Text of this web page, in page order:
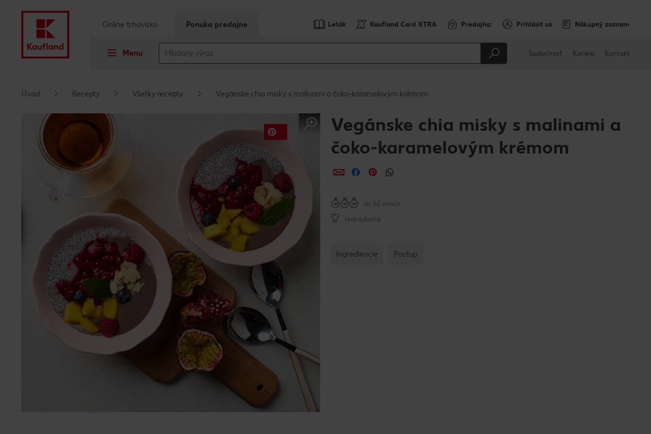
Vyskakovací bočný panel
Leták Kaufland Card XTRA Predajňa: Prihlásiť sa Nákupný zoznam
Menu
Online trhovisko Ponuka predajne
Spoločnosť Kariéra Kontakt
Úvod Recepty Všetky recepty Vegánske chia misky s malinami a čoko-karamelovým krémom
Vegánske chia misky s malinami a
čoko-karamelovým krémom
ZdieľaťZdieľaťZdieľať
do 60 minút
Jednoduché
Ingrediencie Postup